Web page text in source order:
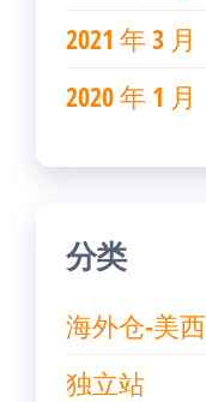
2021 年 3 月
2020 年 1 月
分类
海外仓-美西
独立站